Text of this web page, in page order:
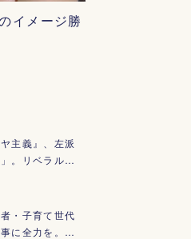
イメージ勝
主義』、左派
。リベラル…
・子育て世代
に全力を。…